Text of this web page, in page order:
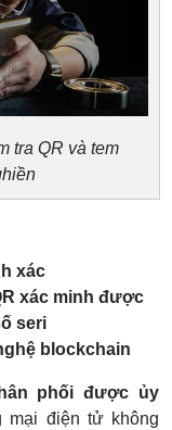
tra QR và tem
xác
xác minh được
seri
blockchain
phối được ủy
mại điện tử không